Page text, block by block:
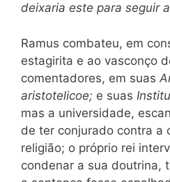
deixaria este para seguir
Ramus combateu, em
estagirita e ao vasconço
comentadores, em suas
aristotelicoe; e suas
mas a universidade,
de ter conjurado contra a
religião; o próprio rei
condenar a sua doutrina,